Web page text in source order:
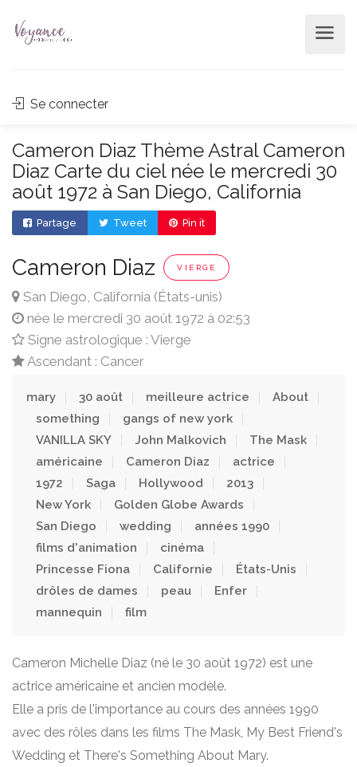
Se connecter
Cameron Diaz Thème Astral Cameron
Diaz Carte du ciel née le mercredi 30
août 1972 à San Diego, California
Partage Tweet Pin it
Cameron Diaz VIERGE
San Diego, California (États-unis)
née le mercredi 30 août 1972 à 02:53
Signe astrologique : Vierge
Ascendant : Cancer
mary 30 août meilleure actrice
About
something
gangs of new york
VANILLA SKY
John Malkovich
The Mask
américaine
Cameron Diaz
actrice
1972
Saga Hollywood
2013
New York
Golden Globe Awards
San Diego
wedding
années 1990
films d'animation
cinéma
Princesse Fiona
Californie
États-Unis
drôles de dames
peau
Enfer
mannequin
film
Cameron Michelle Diaz (né le 30 août 1972) est une
actrice américaine et ancien modèle.
Elle a pris de l'importance au cours des années 1990
avec des rôles dans les films The Mask, My Best Friend's
Wedding et There's Something About Mary.